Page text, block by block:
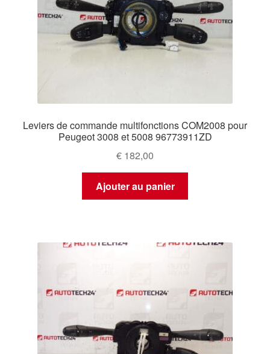
Termes et conditions
Leviers de commande multifonctions COM2008 pour
Peugeot 3008 et 5008 96773911ZD
€ 182,00
Ajouter au panier